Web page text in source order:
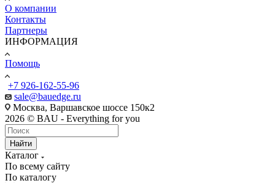
О компании
Контакты
Партнеры
ИНФОРМАЦИЯ
Помощь
+7 926-162-55-96
sale@bauedge.ru
Москва, Варшавское шоссе 150к2
2026 © BAU - Everything for you
Найти
Каталог
По всему сайту
По каталогу